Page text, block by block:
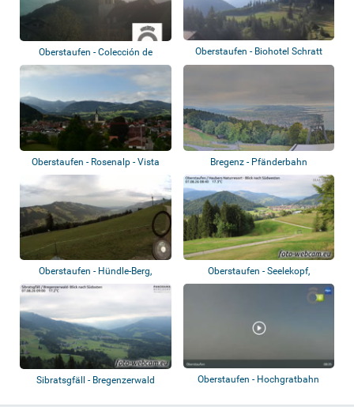
Oberstaufen - Colección de
webcams
Oberstaufen - Biohotel Schratt
Oberstaufen - Rosenalp - Vista
panorámic...
Bregenz - Pfänderbahn
Oberstaufen - Hündle-Berg,
Imberg
Oberstaufen - Seelekopf,
Hochgrat, Stauf...
Sibratsgfäll - Bregenzerwald
Oberstaufen - Hochgratbahn